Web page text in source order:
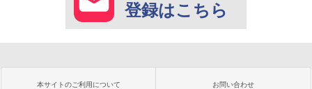
登録はこちら
本サイトのご利用について お問い合わせ